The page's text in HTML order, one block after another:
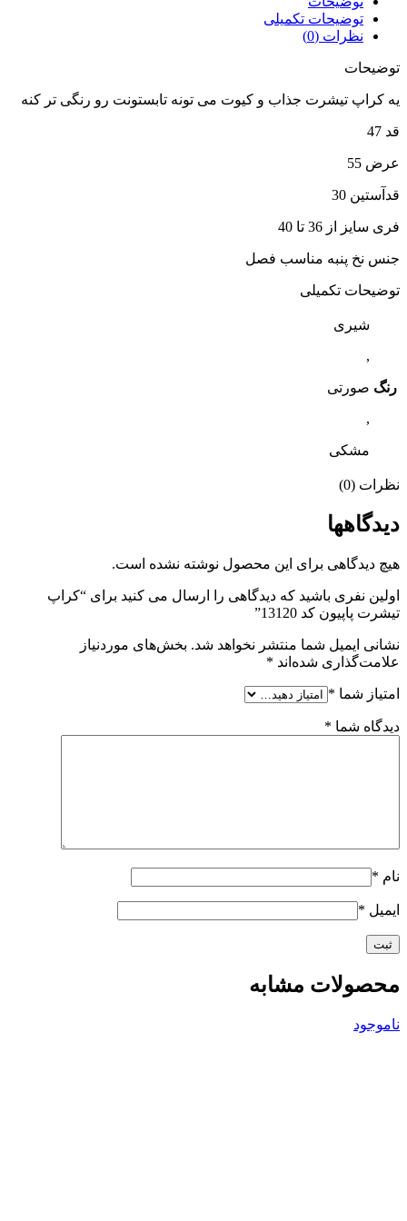
توضیحات تکمیلی
نظرات (0)
توضیحات
یه کراپ تیشرت جذاب و کیوت می تونه تابستونت رو رنگی تر کنه
قد 47
عرض 55
قدآستین 30
فری سایز از 36 تا 40
جنس نخ پنبه مناسب فصل
توضیحات تکمیلی
رنگ
شیری
,
صورتی
,
مشکی
نظرات (0)
دیدگاهها
هیچ دیدگاهی برای این محصول نوشته نشده است.
اولین نفری باشید که دیدگاهی را ارسال می کنید برای “کراپ
تیشرت پاپیون کد 13120”
نشانی ایمیل شما منتشر نخواهد شد. بخش‌های موردنیاز
علامت‌گذاری شده‌اند *
امتیاز شما *
دیدگاه شما *
نام *
ایمیل *
محصولات مشابه
ناموجود